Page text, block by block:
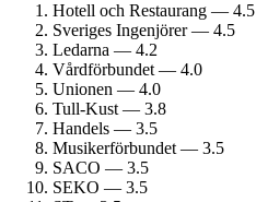
Hotell och Restaurang — 4.5
Sveriges Ingenjörer — 4.5
Ledarna — 4.2
Vårdförbundet — 4.0
Unionen — 4.0
Tull-Kust — 3.8
Handels — 3.5
Musiker­förbundet — 3.5
SACO — 3.5
SEKO — 3.5